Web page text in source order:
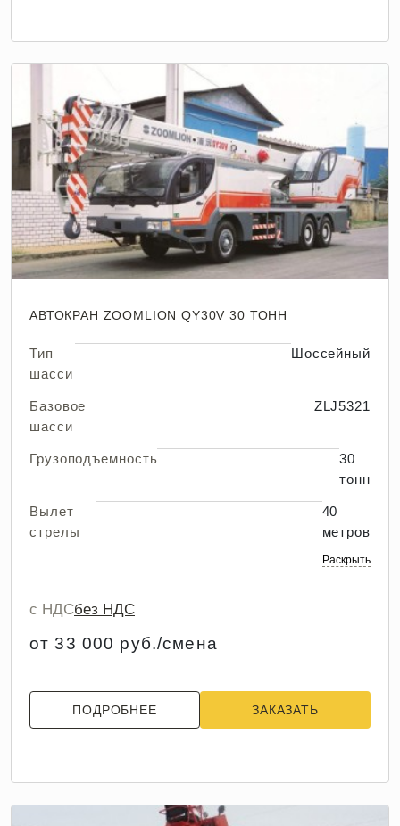
АВТОКРАН ZOOMLION QY30V 30 ТОНН
Тип
шасси
Шоссейный
Базовое
шасси
ZLJ5321
Грузоподъемность
30
тонн
Вылет
стрелы
40
метров
Раскрыть
с НДСбез НДС
от 33 000 руб./смена
ПОДРОБНЕЕ ЗАКАЗАТЬ